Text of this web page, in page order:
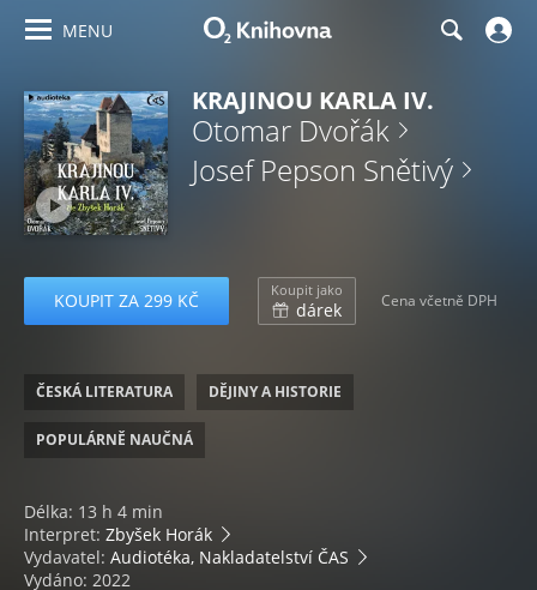
MENU
KRAJINOU KARLA IV.
Otomar Dvořák
Josef Pepson Snětivý
KOUPIT ZA 299 KČ Koupit jako
dárek Cena včetně DPH
ČESKÁ LITERATURA DĚJINY A HISTORIE
POPULÁRNĚ NAUČNÁ
Délka: 13 h 4 min
Interpret: Zbyšek Horák
Vydavatel: Audiotéka, Nakladatelství ČAS
Vydáno: 2022